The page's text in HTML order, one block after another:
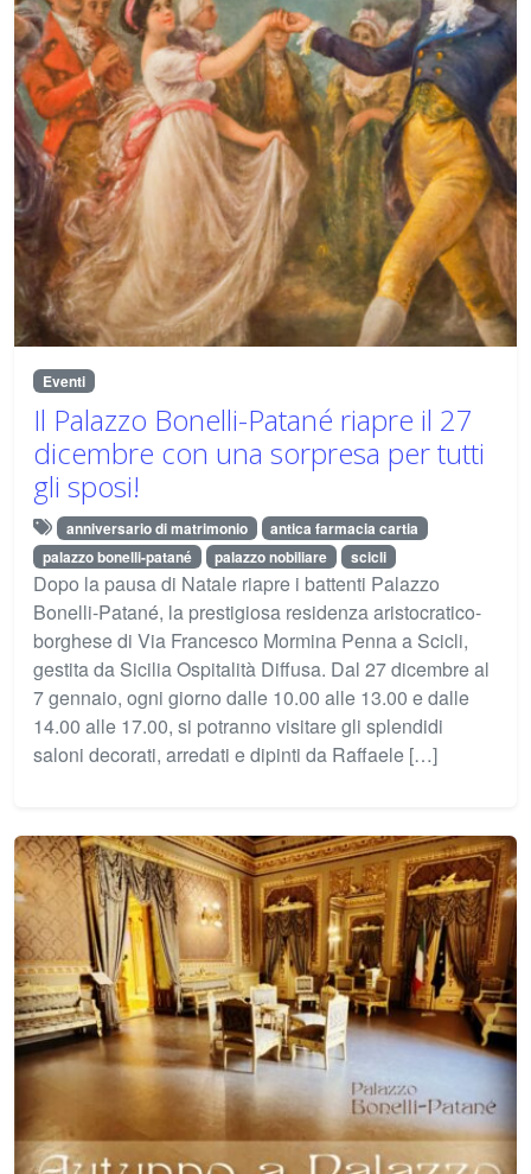
Eventi
Il Palazzo Bonelli-Patané riapre il 27
dicembre con una sorpresa per tutti
gli sposi!
anniversario di matrimonio
antica farmacia cartia
palazzo bonelli-patané
palazzo nobiliare scicli
Dopo la pausa di Natale riapre i battenti Palazzo
Bonelli-Patané, la prestigiosa residenza aristocratico-
borghese di Via Francesco Mormina Penna a Scicli,
gestita da Sicilia Ospitalità Diffusa. Dal 27 dicembre al
7 gennaio, ogni giorno dalle 10.00 alle 13.00 e dalle
14.00 alle 17.00, si potranno visitare gli splendidi
saloni decorati, arredati e dipinti da Raffaele […]